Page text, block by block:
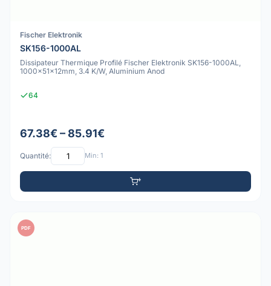
Fischer Elektronik
SK156-1000AL
Dissipateur Thermique Profilé Fischer Elektronik SK156-1000AL,
1000x51x12mm, 3.4 K/W, Aluminium Anod
64
67.38€ – 85.91€
Quantité: Min: 1
PDF